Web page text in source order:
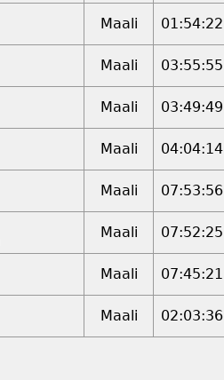
Maali 01:54:22
Maali 03:55:55
Maali 03:49:49
Maali 04:04:14
Maali 07:53:56
Maali 07:52:25
Maali 07:45:21
Maali 02:03:36